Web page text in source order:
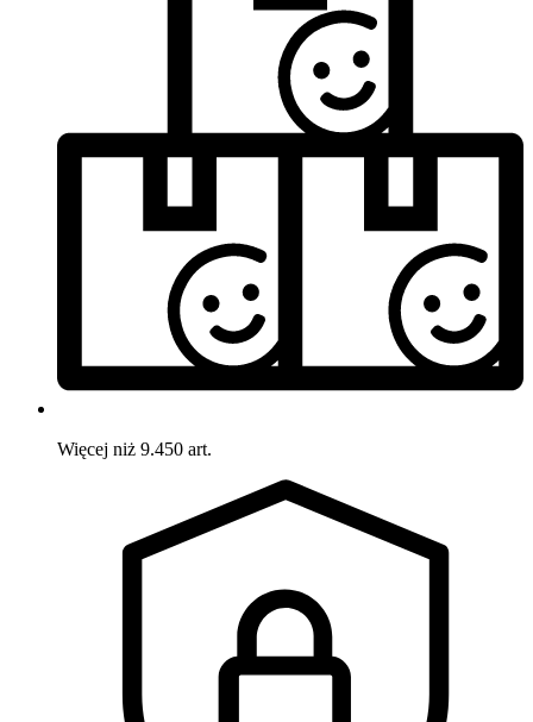
Więcej niż 9.450 art.